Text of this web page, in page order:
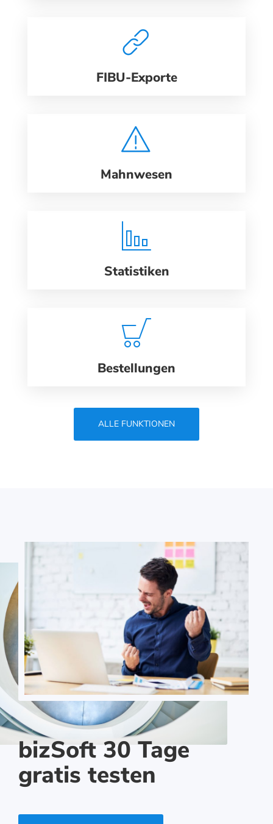
FIBU-Exporte
Mahnwesen
Statistiken
Bestellungen
ALLE FUNKTIONEN
bizSoft 30 Tage
gratis testen